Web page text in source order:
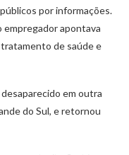
por informações.
apontava
tratamento de saúde e
em outra
do Sul, e retornou